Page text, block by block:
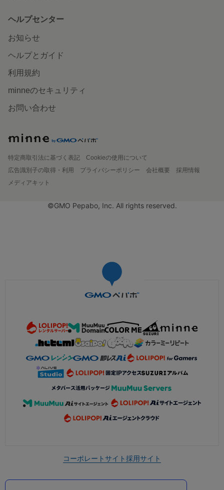
ヘルプセンター
お知らせ
ヘルプとガイド
利用規約
minneのセキュリティ
お問い合わせ
特定商取引法に基づく表記
Cookieの使用について
広告識別子の取得・利用
プライバシーポリシー 会社概要
採用情報
メディアキット
©GMO Pepabo, Inc. All rights reserved.
コーポレートサイト採用サイト